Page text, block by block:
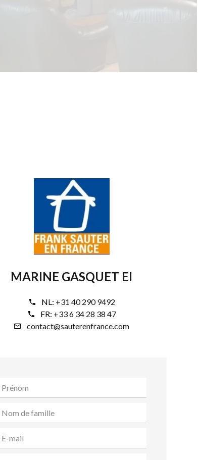
MARINE GASQUET EI
NL: +31 40 290 9492
FR: +33 6 34 28 38 47
contact@sauterenfrance.com